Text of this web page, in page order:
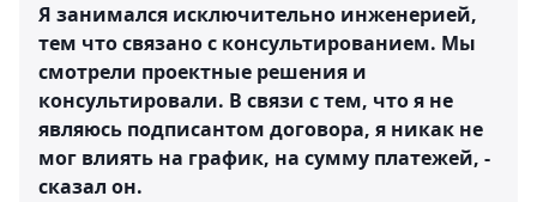
Я занимался исключительно инженерией,
тем что связано с консультированием. Мы
смотрели проектные решения и
консультировали. В связи с тем, что я не
являюсь подписантом договора, я никак не
мог влиять на график, на сумму платежей, -
сказал он.